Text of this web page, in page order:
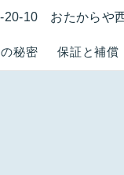
秘密 保証と補償
10 おたからや